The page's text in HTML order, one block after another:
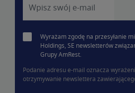
Wyrażam zgodę na przesyłanie
Holdings, SE newsletterów
Grupy AmRest.
Podanie adresu e-mail oznacza
otrzymywanie newslettera